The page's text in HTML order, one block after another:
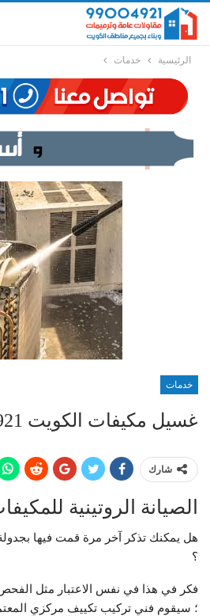
الرئيسية خدمات
خدمات
غسيل مكيفات الكويت 99004921
شارك
الصيانة الروتينية
هل يمكنك تذكر آخر مرة قمت فيها
؟
فكر في هذا في نفس الاعتبار مثل
؛ سيقوم فني تركيب تكييف مركزي